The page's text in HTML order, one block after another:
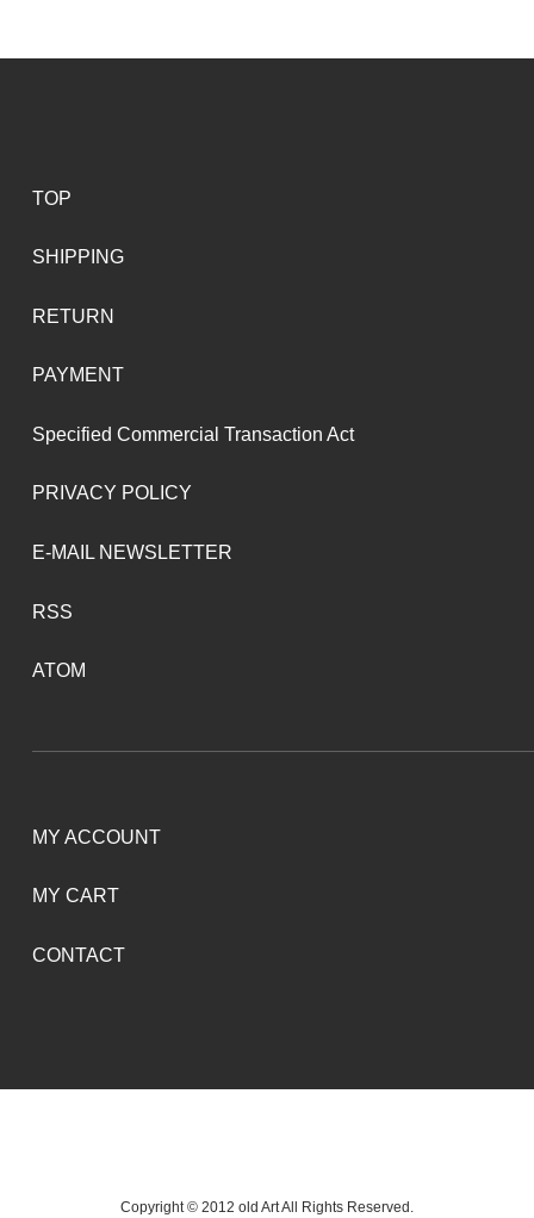
TOP
SHIPPING
RETURN
PAYMENT
Specified Commercial Transaction Act
PRIVACY POLICY
E-MAIL NEWSLETTER
RSS
ATOM
MY ACCOUNT
MY CART
CONTACT
Copyright © 2012 old Art All Rights Reserved.